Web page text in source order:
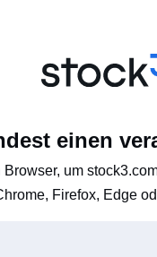
einen
um
Firefox, Edge